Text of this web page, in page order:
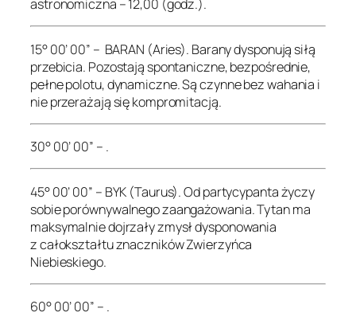
astronomiczna – 12,00 (godz.).
15° 00’ 00” – BARAN (Aries). Barany dysponują siłą
przebicia. Pozostają spontaniczne, bezpośrednie,
pełne polotu, dynamiczne. Są czynne bez wahania i
nie przerażają się kompromitacją.
30° 00’ 00” – .
45° 00’ 00” – BYK (Taurus). Od partycypanta życzy
sobie porównywalnego zaangażowania. Tytan ma
maksymalnie dojrzały zmysł dysponowania
z całokształtu znaczników Zwierzyńca
Niebieskiego.
60° 00’ 00” – .